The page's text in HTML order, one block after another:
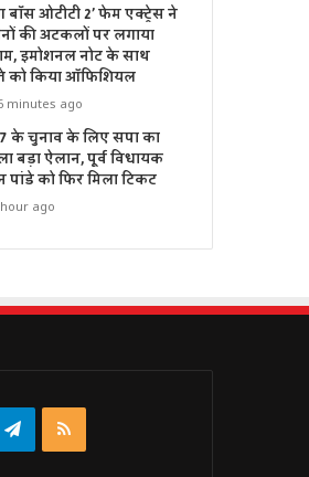
बॉस ओटीटी 2’ फेम एक्ट्रेस ने
की अटकलों पर लगाया
इमोशनल नोट के साथ
को किया ऑफिशियल
minutes ago
के चुनाव के लिए सपा का
बड़ा ऐलान, पूर्व विधायक
पांडे को फिर मिला टिकट
ago
Telegram
RSS